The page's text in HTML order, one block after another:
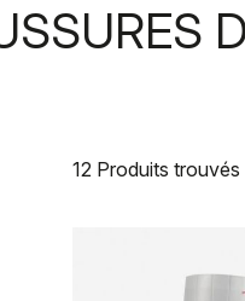
12 Produits trouvés